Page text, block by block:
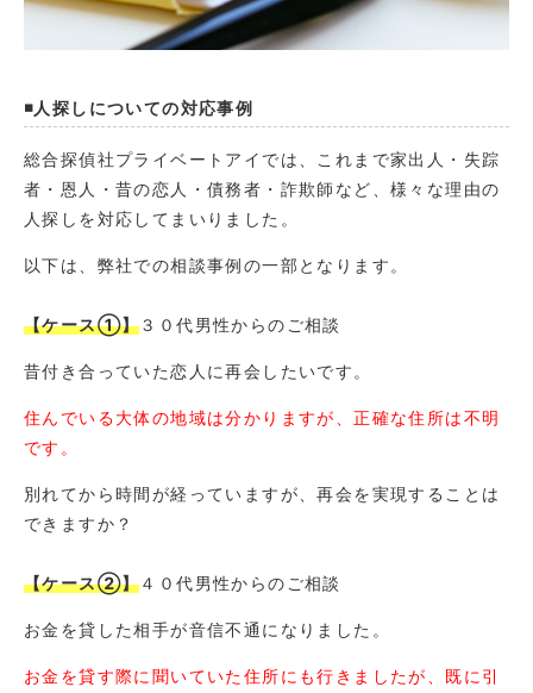
◾️人探しについての対応事例
総合探偵社プライベートアイでは、これまで家出人・失踪
者・恩人・昔の恋人・債務者・詐欺師など、様々な理由の
人探しを対応してまいりました。
以下は、弊社での相談事例の一部となります。
【ケース①】３０代男性からのご相談
昔付き合っていた恋人に再会したいです。
住んでいる大体の地域は分かりますが、正確な住所は不明
です。
別れてから時間が経っていますが、再会を実現することは
できますか？
【ケース②】４０代男性からのご相談
お金を貸した相手が音信不通になりました。
お金を貸す際に聞いていた住所にも行きましたが、既に引